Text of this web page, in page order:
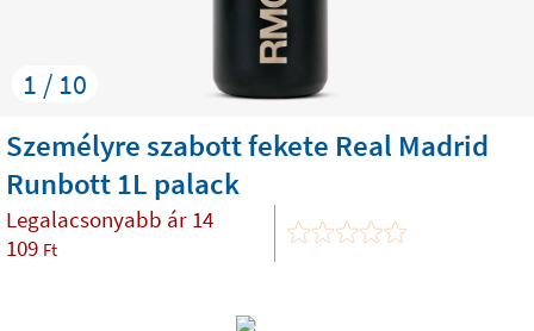
1 / 10
Személyre szabott fekete Real Madrid
Runbott 1L palack
Legalacsonyabb ár 14
109 Ft